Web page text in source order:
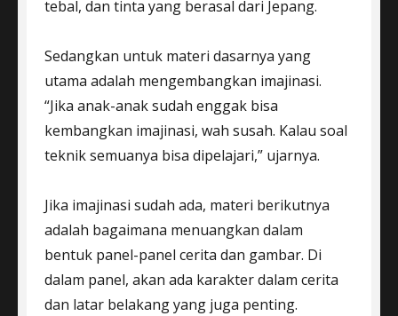
tebal, dan tinta yang berasal dari Jepang.
Sedangkan untuk materi dasarnya yang
utama adalah mengembangkan imajinasi.
“Jika anak-anak sudah enggak bisa
kembangkan imajinasi, wah susah. Kalau soal
teknik semuanya bisa dipelajari,” ujarnya.
Jika imajinasi sudah ada, materi berikutnya
adalah bagaimana menuangkan dalam
bentuk panel-panel cerita dan gambar. Di
dalam panel, akan ada karakter dalam cerita
dan latar belakang yang juga penting.